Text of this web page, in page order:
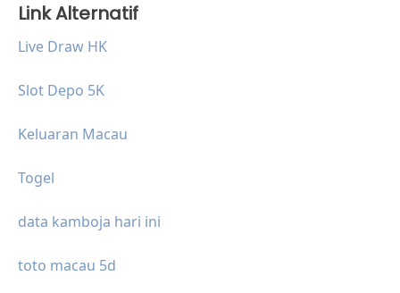
Link Alternatif
Live Draw HK
Slot Depo 5K
Keluaran Macau
Togel
data kamboja hari ini
toto macau 5d